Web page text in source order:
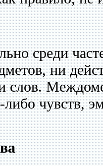
среди
ни
слов.
чувств,